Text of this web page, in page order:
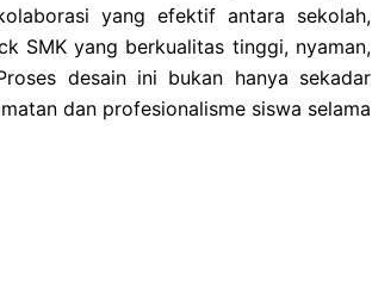
yang efektif antara sekolah,
SMK yang berkualitas tinggi, nyaman,
desain ini bukan hanya sekadar
dan profesionalisme siswa selama